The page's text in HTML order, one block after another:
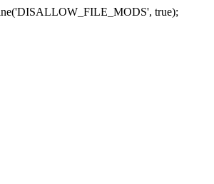
true);